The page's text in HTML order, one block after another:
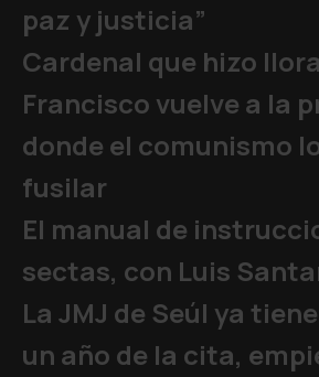
paz y justicia”
Cardenal que hizo
Francisco vuelve a la
donde el comunismo
fusilar
El manual de
sectas, con Luis
La JMJ de Seúl ya
un año de la cita,